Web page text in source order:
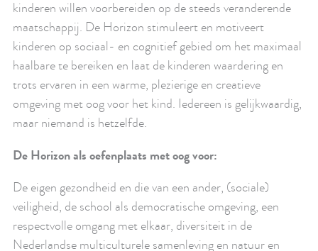
kinderen willen voorbereiden op de steeds veranderende
maatschappij. De Horizon stimuleert en motiveert
kinderen op sociaal- en cognitief gebied om het maximaal
haalbare te bereiken en laat de kinderen waardering en
trots ervaren in een warme, plezierige en creatieve
omgeving met oog voor het kind. Iedereen is gelijkwaardig,
maar niemand is hetzelfde.
De Horizon als oefenplaats met oog voor:
De eigen gezondheid en die van een ander, (sociale)
veiligheid, de school als democratische omgeving, een
respectvolle omgang met elkaar, diversiteit in de
Nederlandse multiculturele samenleving en natuur en